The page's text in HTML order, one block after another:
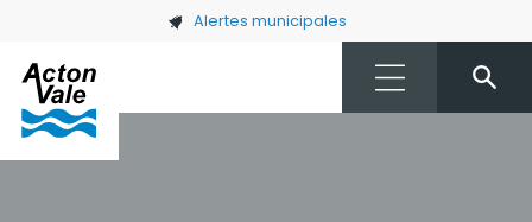
Skip to main content Alertes municipales